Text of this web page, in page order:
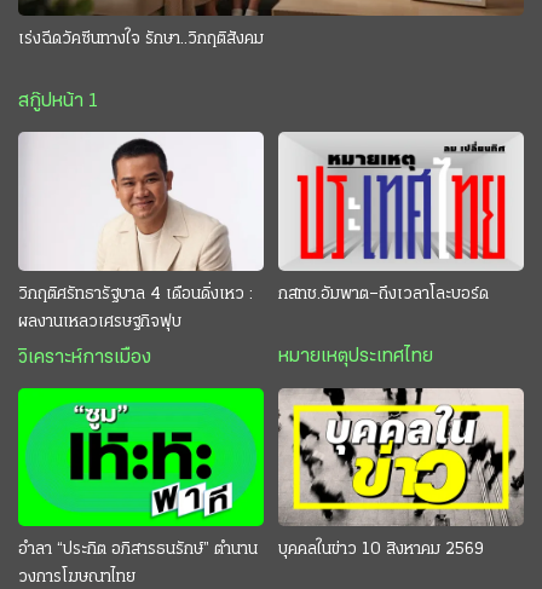
เร่งฉีดวัคซีนทางใจ รักษา..วิกฤติสังคม
สกู๊ปหน้า 1
วิกฤติศรัทธารัฐบาล 4 เดือนดิ่งเหว :
ผลงานเหลวเศรษฐกิจฟุบ
วิเคราะห์การเมือง
กสทช.อัมพาต–ถึงเวลาโละบอร์ด
หมายเหตุประเทศไทย
อำลา “ประกิต อภิสารธนรักษ์” ตำนาน
วงการโฆษณาไทย
บุคคลในข่าว 10 สิงหาคม 2569